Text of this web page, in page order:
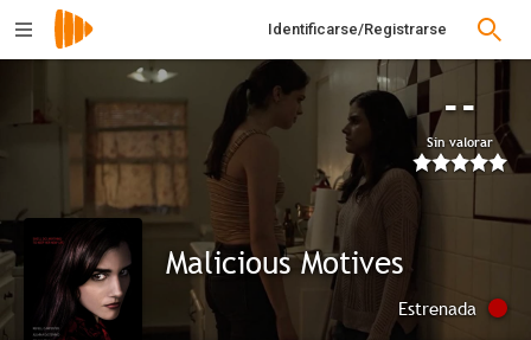
Identificarse/Registrarse
--
Sin valorar
Malicious Motives
Estrenada